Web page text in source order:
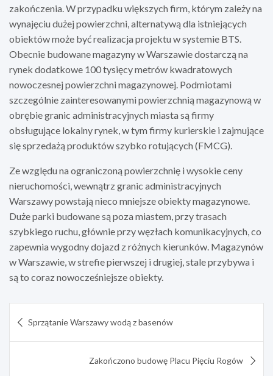
zakończenia. W przypadku większych firm, którym zależy na
wynajęciu dużej powierzchni, alternatywą dla istniejących
obiektów może być realizacja projektu w systemie BTS.
Obecnie budowane magazyny w Warszawie dostarczą na
rynek dodatkowe 100 tysięcy metrów kwadratowych
nowoczesnej powierzchni magazynowej. Podmiotami
szczególnie zainteresowanymi powierzchnią magazynową w
obrębie granic administracyjnych miasta są firmy
obsługujące lokalny rynek, w tym firmy kurierskie i zajmujące
się sprzedażą produktów szybko rotujących (FMCG).
Ze względu na ograniczoną powierzchnię i wysokie ceny
nieruchomości, wewnątrz granic administracyjnych
Warszawy powstają nieco mniejsze obiekty magazynowe.
Duże parki budowane są poza miastem, przy trasach
szybkiego ruchu, głównie przy węzłach komunikacyjnych, co
zapewnia wygodny dojazd z różnych kierunków. Magazynów
w Warszawie, w strefie pierwszej i drugiej, stale przybywa i
są to coraz nowocześniejsze obiekty.
wpisu
Sprzątanie Warszawy wodą z basenów
Zakończono budowę Placu Pięciu Rogów